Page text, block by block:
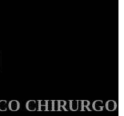
CHIRURGO